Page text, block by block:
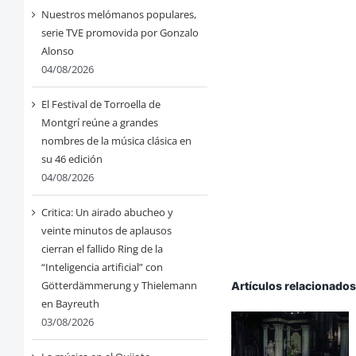
Nuestros melómanos populares,
serie TVE promovida por Gonzalo
Alonso
04/08/2026
El Festival de Torroella de
Montgrí reúne a grandes
nombres de la música clásica en
su 46 edición
04/08/2026
Critica: Un airado abucheo y
veinte minutos de aplausos
cierran el fallido Ring de la
“Inteligencia artificial” con
Götterdämmerung y Thielemann
en Bayreuth
03/08/2026
Artículos relacionados